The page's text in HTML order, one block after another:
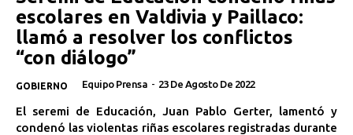
escolares en Valdivia y Paillaco:
llamó a resolver los conflictos
“con diálogo”
GOBIERNO Equipo Prensa - 23 De Agosto De 2022
El seremi de Educación, Juan Pablo Gerter, lamentó y
condenó las violentas riñas escolares registradas durante